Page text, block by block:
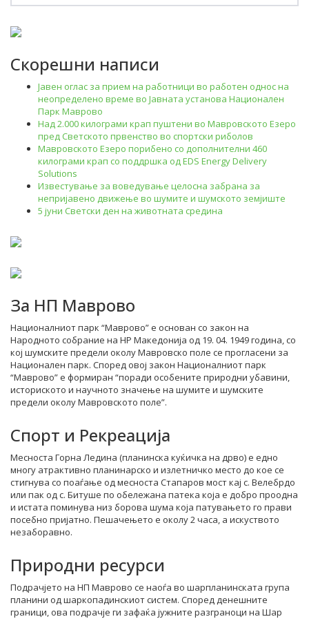
Скорешни написи
Јавен оглас за прием на работници во работен однос на
неопределено време во Јавната установа Национален
Парк Маврово
Над 2.000 килограми крап пуштени во Мавровското Езеро
пред Светското првенство во спортски риболов
Мавровското Езеро порибено со дополнителни 460
килограми крап со поддршка од EDS Energy Delivery
Solutions
Известување за воведување целосна забрана за
непријавено движење во шумите и шумското земјиште
5 јуни Светски ден на животната средина
За НП Маврово
Националниот парк “Маврово” е основан со закон на
Народното собрание на НР Македонија од 19. 04. 1949 година, со
кој шумските предели околу Мавровско поле се прогласени за
Национален парк. Според овој закон Националниот парк
“Маврово” е формиран “поради особените природни убавини,
историското и научното значење на шумите и шумските
предели околу Мавровското поле”.
Спорт и Рекреација
Месноста Горна Ледина (планинска куќичка на дрво) е едно
многу атрактивно планинарско и излетничко место до кое се
стигнува со поаѓање од месноста Стапаров мост кај с. Велебрдо
или пак од с. Битуше по обележана патека која е добро проодна
и истата поминува низ борова шума која патувањето го прави
посебно пријатно. Пешачењето е околу 2 часа, а искуството
незаборавно.
Природни ресурси
Подрачјето на НП Маврово се наоѓа во шарпланинската група
планини од шаркопадинскиот систем. Според денешните
граници, ова подрачје ги зафаќа јужните разграноци на Шар